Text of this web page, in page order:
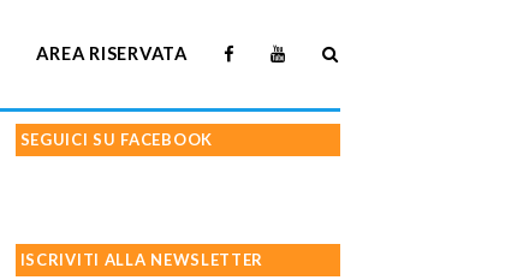
AREA RISERVATA
SEGUICI SU FACEBOOK
ISCRIVITI ALLA NEWSLETTER